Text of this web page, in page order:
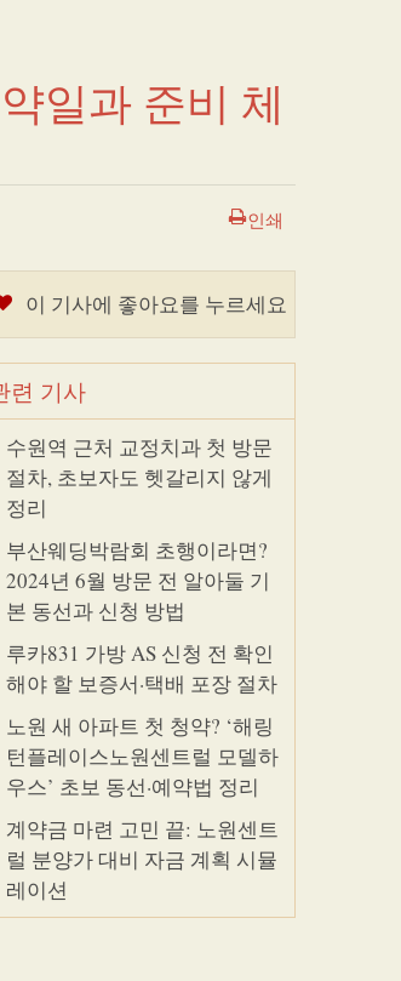
일과 준비 체
인쇄
이 기사에 좋아요를 누르세요
련 기사
수원역 근처 교정치과 첫 방문
절차, 초보자도 헷갈리지 않게
정리
부산웨딩박람회 초행이라면?
2024년 6월 방문 전 알아둘 기
본 동선과 신청 방법
루카831 가방 AS 신청 전 확인
해야 할 보증서·택배 포장 절차
노원 새 아파트 첫 청약? ‘해링
턴플레이스노원센트럴 모델하
우스’ 초보 동선·예약법 정리
계약금 마련 고민 끝: 노원센트
럴 분양가 대비 자금 계획 시뮬
레이션